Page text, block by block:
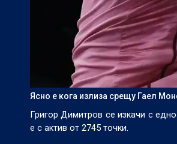
Ясно е кога излиза срещу Гаел
Григор Димитров се изкачи с
е с актив от 2745 точки.